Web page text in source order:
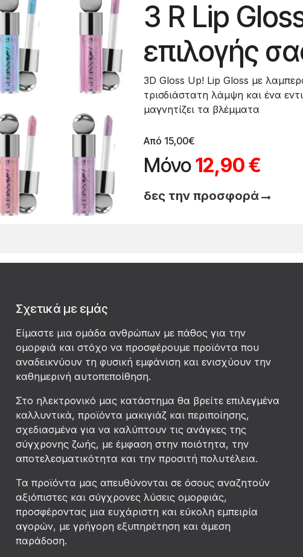
3 R Lip
επιλογής
3D Gloss Up! Lip Gloss με
τρισδιάστατη λάμψη και ένα
μαγνητίζει τα βλέμματα
Από 15,00€
Μόνο12,90 €
δες την προσ​φορά
Σχετικά με εμάς
Είμαστε μια ομάδα ανθρώπων με πάθος για την
ομορφιά και στόχο να προσφέρουμε προϊόντα που
αναδεικνύουν τη φυσική εμφάνιση και ενισχύουν την
καθημερινή αυτοπεποίθηση.
Στο ηλεκτρονικό μας κατάστημα θα βρείτε επιλεγμένα
καλλυντικά, προϊόντα μακιγιάζ και περιποίησης,
σχεδιασμένα για να καλύπτουν τις ανάγκες της
σύγχρονης ζωής, με έμφαση στην ποιότητα, την
αποτελεσματικότητα και την προσιτή πολυτέλεια.
Τα προϊόντα μας απευθύνονται σε όσους αναζητούν
αξιόπιστες και σύγχρονες λύσεις ομορφιάς,
προσφέροντας μια ευχάριστη και εύκολη εμπειρία
αγορών, με γρήγορη εξυπηρέτηση και άμεση
παράδοση.